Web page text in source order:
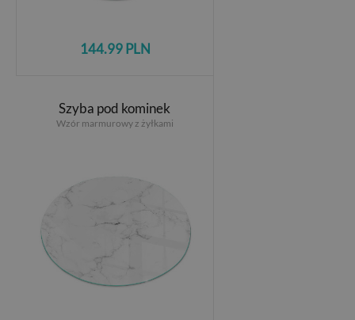
144.99 PLN
Szyba pod kominek
Wzór marmurowy z żyłkami